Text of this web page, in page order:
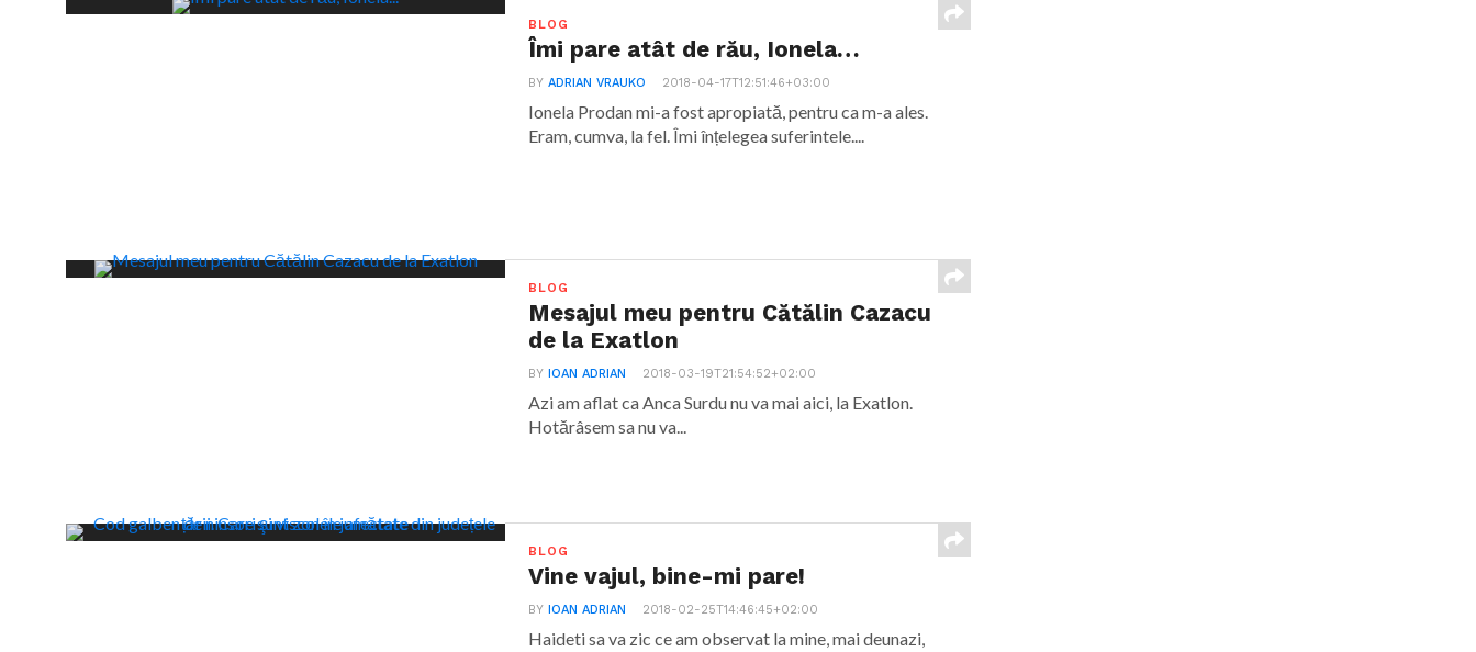
BLOG
Îmi pare atât de rău, Ionela…
BYADRIAN VRAUKO 2018-04-17T12:51:46+03:00
Ionela Prodan mi-a fost apropiată, pentru ca m-a ales.
Eram, cumva, la fel. Îmi înțelegea suferintele....
BLOG
Mesajul meu pentru Cătălin Cazacu
de la Exatlon
BYIOAN ADRIAN 2018-03-19T21:54:52+02:00
Azi am aflat ca Anca Surdu nu va mai aici, la Exatlon.
Hotărâsem sa nu va...
BLOG
Vine vajul, bine-mi pare!
BYIOAN ADRIAN 2018-02-25T14:46:45+02:00
Haideti sa va zic ce am observat la mine, mai deunazi,